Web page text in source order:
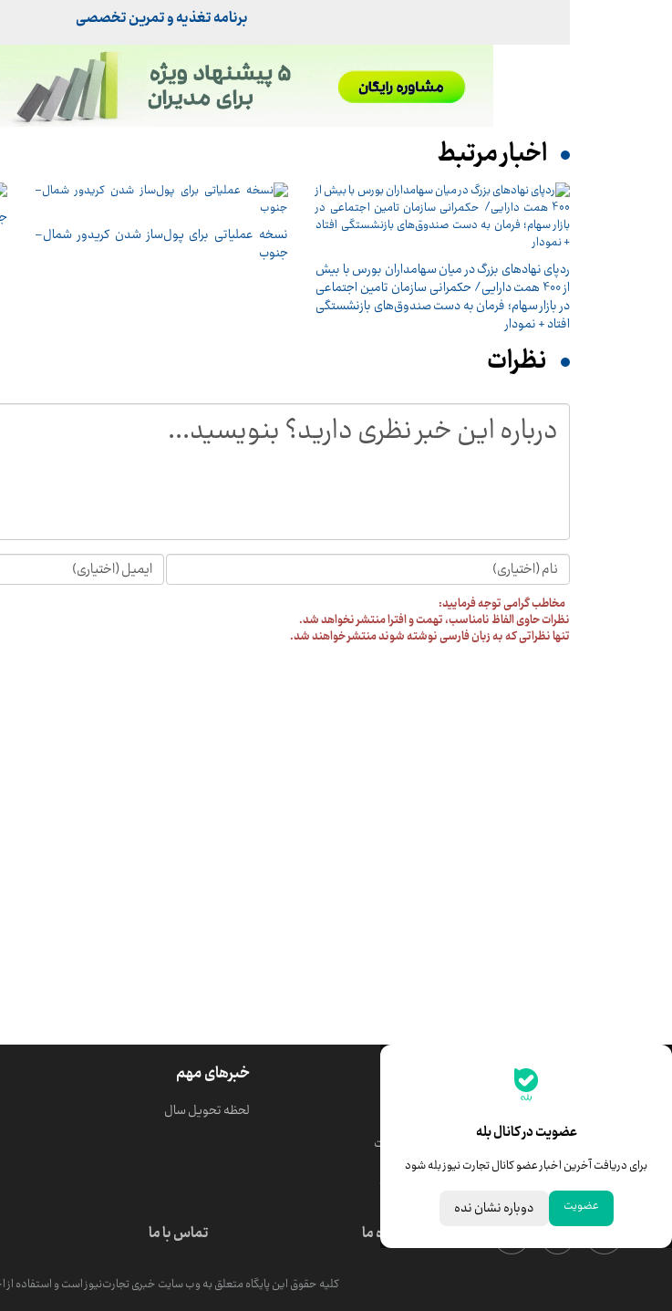
برنامه تغذیه و تمرین تخصصی
اخبار مرتبط
ردپای نهادهای بزرگ در میان سهامداران بورس با بیش
از 400 همت دارایی/ حکمرانی سازمان تامین اجتماعی
در بازار سهام؛ فرمان به دست صندوق‌های بازنشستگی
افتاد + نمودار
نسخه عملیاتی برای پول‌ساز شدن کریدور شمال–
جنوب
نظرات
مخاطب گرامی توجه فرمایید:
نظرات حاوی الفاظ نامناسب، تهمت و افترا منتشر نخواهد شد.
تنها نظراتی که به زبان فارسی نوشته شوند منتشر خواهند شد.
عضویت در کانال بله
برای دریافت آخرین اخبار عضو کانال تجارت نیوز بله شود
عضویت دوباره نشان نده
قیمت سکه امامی
قیمت درهم امارات
ابزار تبدیل نرخ ارز
خبرهای مهم
لحظه تحویل سال
درباره ما تماس با ما
کلیه حقوق این پایگاه متعلق به وب سایت خبری تجارت‌نیوز است و استفاده از